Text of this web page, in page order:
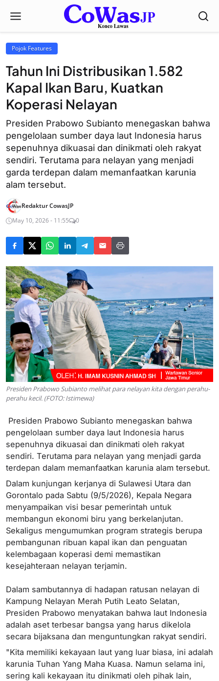
Pojok Features
Tahun Ini Distribusikan 1.582
Kapal Ikan Baru, Kuatkan
Koperasi Nelayan
Presiden Prabowo Subianto menegaskan bahwa
pengelolaan sumber daya laut Indonesia harus
sepenuhnya dikuasai dan dinikmati oleh rakyat
sendiri. Terutama para nelayan yang menjadi
garda terdepan dalam memanfaatkan karunia
alam tersebut.
Redaktur CowasJP
May 10, 2026 - 11:55
0
Presiden Prabowo Subianto melihat para nelayan kita dengan perahu-
perahu kecil. (FOTO: Istimewa)
Presiden Prabowo Subianto menegaskan bahwa
pengelolaan sumber daya laut Indonesia harus
sepenuhnya dikuasai dan dinikmati oleh rakyat
sendiri. Terutama para nelayan yang menjadi garda
terdepan dalam memanfaatkan karunia alam tersebut.
Dalam kunjungan kerjanya di Sulawesi Utara dan
Gorontalo pada Sabtu (9/5/2026), Kepala Negara
menyampaikan visi besar pemerintah untuk
membangun ekonomi biru yang berkelanjutan.
Sekaligus mengumumkan program strategis berupa
pembangunan ribuan kapal ikan dan penguatan
kelembagaan koperasi demi memastikan
kesejahteraan nelayan terjamin.
Dalam sambutannya di hadapan ratusan nelayan di
Kampung Nelayan Merah Putih Leato Selatan,
Presiden Prabowo menyatakan bahwa laut Indonesia
adalah aset terbesar bangsa yang harus dikelola
secara bijaksana dan menguntungkan rakyat sendiri.
"Kita memiliki kekayaan laut yang luar biasa, ini adalah
karunia Tuhan Yang Maha Kuasa. Namun selama ini,
sering kali kekayaan itu dinikmati oleh pihak lain,